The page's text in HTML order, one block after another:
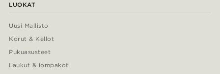
LUOKAT
Uusi Mallisto
Korut & Kellot
Pukuasusteet
Laukut & lompakot